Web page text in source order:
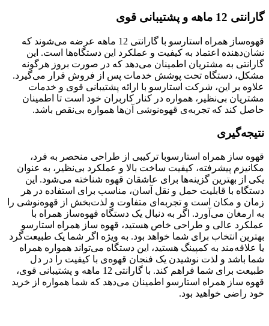
گارانتی 12 ماهه و پشتیبانی قوی
قهوه‌ساز همراه استارسو با گارانتی 12 ماهه عرضه می‌شوند که
نشان‌دهنده اعتماد به کیفیت و عملکرد این دستگاه‌ها است. این
گارانتی به مشتریان اطمینان می‌دهد که در صورت بروز هرگونه
مشکل، دستگاه تحت پوشش خدمات پس از فروش قرار می‌گیرد.
علاوه بر این، شرکت استارسو با ارائه پشتیبانی قوی و خدمات
مشتریان بی‌نظیر، همواره در کنار کاربران خود است تا اطمینان
حاصل کند که تجربه‌ی قهوه‌نوشی آن‌ها همواره بی‌نقص باشد.
نتیجه‌گیری
قهوه ساز همراه استارسوبا ترکیبی از طراحی منحصر به فرد،
مکانیزم پیشرفته، کیفیت ساخت بالا و عملکرد بی‌نظیر، به عنوان
یکی از بهترین گزینه‌ها برای عاشقان قهوه شناخته می‌شود. این
دستگاه با قابلیت حمل و نقل آسان، مناسب برای استفاده در هر
زمان و مکان است و تجربه‌ای متفاوت و لذت‌بخش از قهوه‌نوشی را
به ارمغان می‌آورد. اگر به دنبال یک دستگاه قهوه‌ساز همراه با
عملکرد عالی و طراحی خاص هستید، قهوه ساز همراه استارسو
بهترین انتخاب برای شما خواهد بود. به ویژه اگر شما یک طبیعت‌گرد
یا علاقه‌مند به کمپینگ هستید، این دستگاه می‌تواند همواره همراه
شما باشد و لذت نوشیدن یک فنجان قهوه‌ی با کیفیت را در دل
طبیعت برای شما فراهم کند. با گارانتی 12 ماهه و پشتیبانی قوی،
قهوه ساز همراه استارسو اطمینان می‌دهد که شما همواره از خرید
خود راضی خواهید بود.